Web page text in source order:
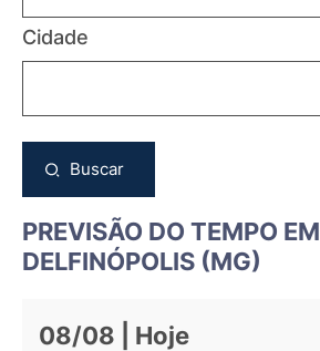
Cidade
Buscar
PREVISÃO DO TEMPO EM
DELFINÓPOLIS (MG)
08/08 | Hoje